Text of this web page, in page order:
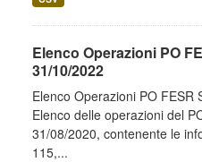
Elenco Operazioni PO
31/10/2022
Elenco Operazioni PO FESR
Elenco delle operazioni del
31/08/2020, contenente le
115,...